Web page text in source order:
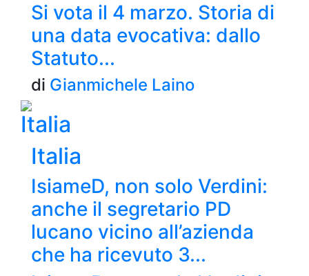
Si vota il 4 marzo. Storia di
una data evocativa: dallo
Statuto...
di Gianmichele Laino
Italia
Italia
IsiameD, non solo Verdini:
anche il segretario PD
lucano vicino all’azienda
che ha ricevuto 3...